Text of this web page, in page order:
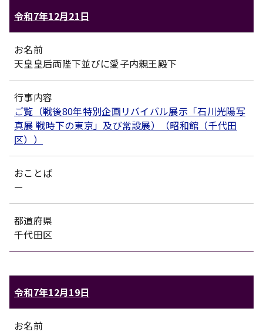
令和7年12月21日
お名前
天皇皇后両陛下並びに愛子内親王殿下
行事内容
ご覧（戦後80年特別企画リバイバル展示「石川光陽写
真展 戦時下の東京」及び常設展）（昭和館（千代田
区））
おことば
ー
都道府県
千代田区
令和7年12月19日
お名前